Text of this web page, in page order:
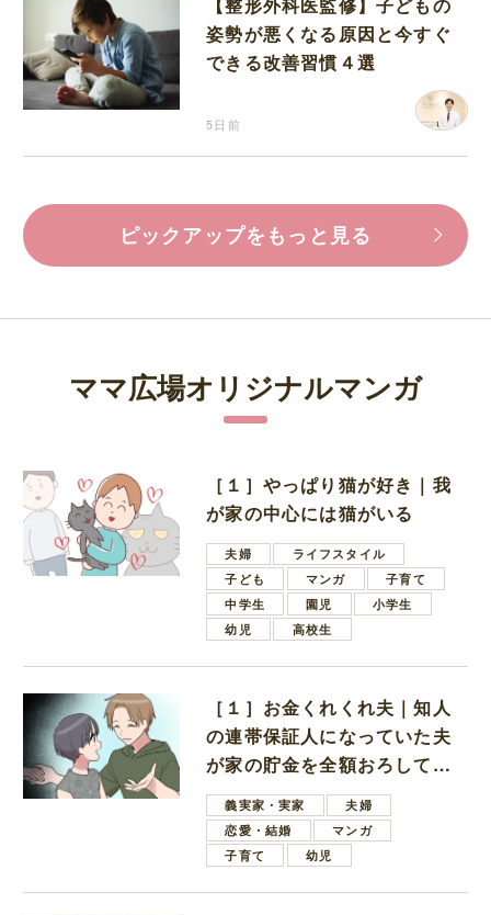
【整形外科医監修】子どもの
姿勢が悪くなる原因と今すぐ
できる改善習慣４選
5日前
ピックアップをもっと見る
ママ広場オリジナルマンガ
［１］やっぱり猫が好き｜我
が家の中心には猫がいる
夫婦
ライフスタイル
子ども
マンガ
子育て
中学生
園児
小学生
幼児
高校生
［１］お金くれくれ夫｜知人
の連帯保証人になっていた夫
が家の貯金を全額おろしてほ
しいと言ってきた
義実家・実家
夫婦
恋愛・結婚
マンガ
子育て
幼児